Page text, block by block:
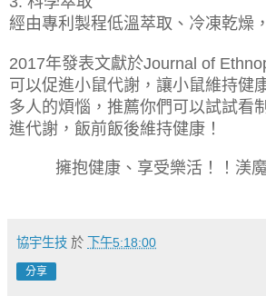
經由專利製程低溫萃取、冷凍乾燥
2017年發表文獻於Journal of
可以促進小鼠代謝，讓小鼠維持健
多人的煩惱，推薦你們可以試試看
進代謝，飯前飯後維持健康！
擁抱健康、享受樂活！！渼
協宇生技 於 下午5:18:00
分享